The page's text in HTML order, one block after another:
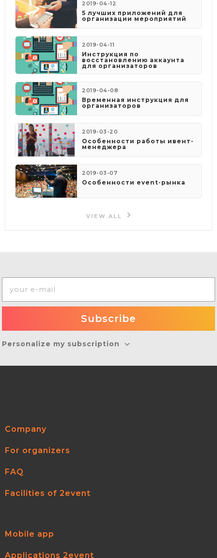
2019-04-12
5 лучших приложений для
организации мероприятий
2019-04-11
Инструкция по
восстановлению аккаунта
для организаторов
2019-04-08
​Временная инструкция для
организаторов
2019-03-20
Особенности работы ивент-
менеджера
2019-03-07
Особенности event-рынка
VIEW ALL
Personalize my subscription
Company
For organizers
FAQ
Facilities of 2event
Mobile app
Applications 2event